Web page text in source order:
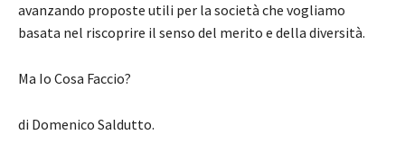
avanzando proposte utili per la società che vogliamo
basata nel riscoprire il senso del merito e della diversità.
Ma Io Cosa Faccio?
di Domenico Saldutto.